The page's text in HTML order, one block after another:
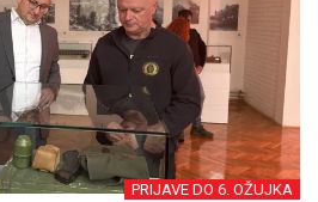
PRIJAVE DO 6. OŽUJKA